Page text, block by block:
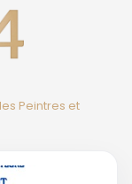
Peintres et